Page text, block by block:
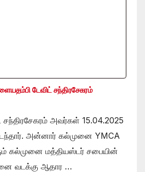
டேவிட் சந்திரசேகரம்
அவர்கள் 15.04.2025
அன்னார் கல்முனை YMCA
கல்முனை மத்தியஸ்டர் சபையின்
வடக்கு ஆதார …